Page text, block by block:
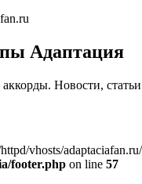
Адаптация
Новости,
vhosts/
footer.php on line 57